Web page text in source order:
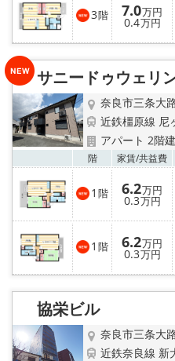
3階 7.0万円
0.4万円
サニードゥウェリ
奈良市三条大
近鉄橿原線 尼
アパート 2階
階 家賃/共益費
1 階 6.2万円
0.3万円
1 階 6.2万円
0.3万円
協栄ビル
奈良市三条大
近鉄奈良線 新